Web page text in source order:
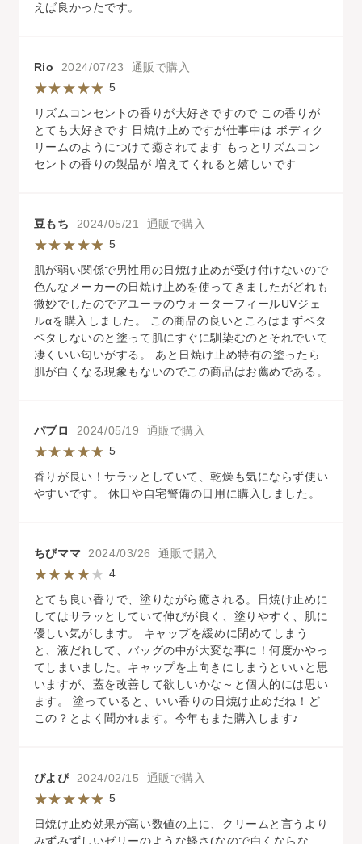
えば良かったです。
Rio 2024/07/23 通販で購入
5
リズムコンセントの香りが大好きですので この香りが
とても大好きです 日焼け止めですが仕事中は ボディク
リームのようにつけて癒されてます もっとリズムコン
セントの香りの製品が 増えてくれると嬉しいです
豆もち 2024/05/21 通販で購入
5
肌が弱い関係で男性用の日焼け止めが受け付けないので
色んなメーカーの日焼け止めを使ってきましたがどれも
微妙でしたのでアユーラのウォーターフィールUVジェ
ルαを購入しました。 この商品の良いところはまずベタ
ベタしないのと塗って肌にすぐに馴染むのとそれでいて
凄くいい匂いがする。 あと日焼け止め特有の塗ったら
肌が白くなる現象もないのでこの商品はお薦めである。
パブロ 2024/05/19 通販で購入
5
香りが良い！サラッとしていて、乾燥も気にならず使い
やすいです。 休日や自宅警備の日用に購入しました。
ちびママ 2024/03/26 通販で購入
4
とても良い香りで、塗りながら癒される。日焼け止めに
してはサラッとしていて伸びが良く、塗りやすく、肌に
優しい気がします。 キャップを緩めに閉めてしまう
と、液だれして、バッグの中が大変な事に！何度かやっ
てしまいました。キャップを上向きにしまうといいと思
いますが、蓋を改善して欲しいかな～と個人的には思い
ます。 塗っていると、いい香りの日焼け止めだね！ど
この？とよく聞かれます。今年もまた購入します♪
ぴよぴ 2024/02/15 通販で購入
5
日焼け止め効果が高い数値の上に、クリームと言うより
みずみずしいゼリーのような軽さ(なので白くならな